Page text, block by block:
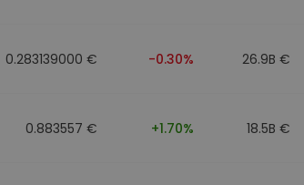
0.283139000 € -0.30% 26.9B €
0.883557 € +1.70% 18.5B €